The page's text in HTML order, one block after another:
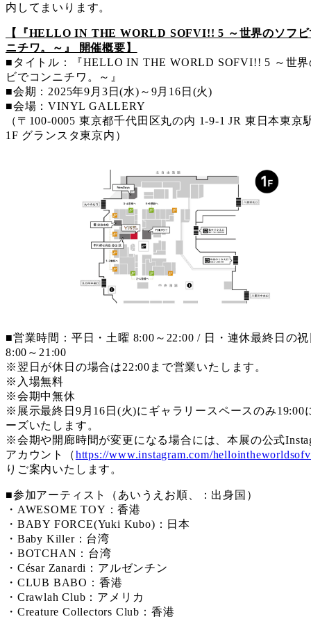
内してまいります。
【『HELLO IN THE WORLD SOFVI!! 5 ～世界のソフビ
ニチワ。～』 開催概要】
■タイトル：『HELLO IN THE WORLD SOFVI!! 5 ～世界
ビでコンニチワ。～』
■会期：2025年9月3日(水)～9月16日(火)
■会場：VINYL GALLERY
（〒100-0005 東京都千代田区丸の内 1-9-1 JR 東日本東京
1F グランスタ東京内）
■営業時間：平日・土曜 8:00～22:00 / 日・連休最終日の
8:00～21:00
※翌日が休日の場合は22:00まで営業いたします。
※入場無料
※会期中無休
※展示最終日9月16日(火)にギャラリースペースのみ19:00
ーズいたします。
※会期や開廊時間が変更になる場合には、本展の公式
アカウント（https://www.instagram.com/
りご案内いたします。
■参加アーティスト（あいうえお順、：出身国）
・AWESOME TOY：香港
・BABY FORCE(Yuki Kubo)：日本
・Baby Killer：台湾
・BOTCHAN：台湾
・César Zanardi：アルゼンチン
・CLUB BABO：香港
・Crawlah Club：アメリカ
・Creature Collectors Club：香港